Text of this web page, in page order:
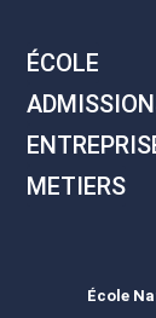
ÉCOLE
METIERS
École